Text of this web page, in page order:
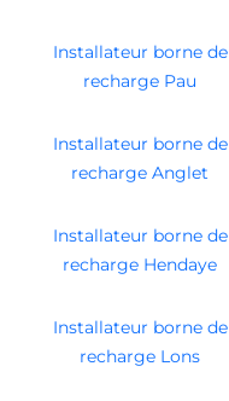
Installateur borne de
recharge Pau
Installateur borne de
recharge Anglet
Installateur borne de
recharge Hendaye
Installateur borne de
recharge Lons